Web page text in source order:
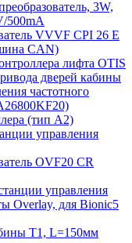
3W,
500mA
VVVF CPI 26 E
CAN)
лифта OTIS
дверей кабины
частотного
(тип A2)
управления
OVF20 CR
управления
Overlay, для Bionic5
T1, L=150мм